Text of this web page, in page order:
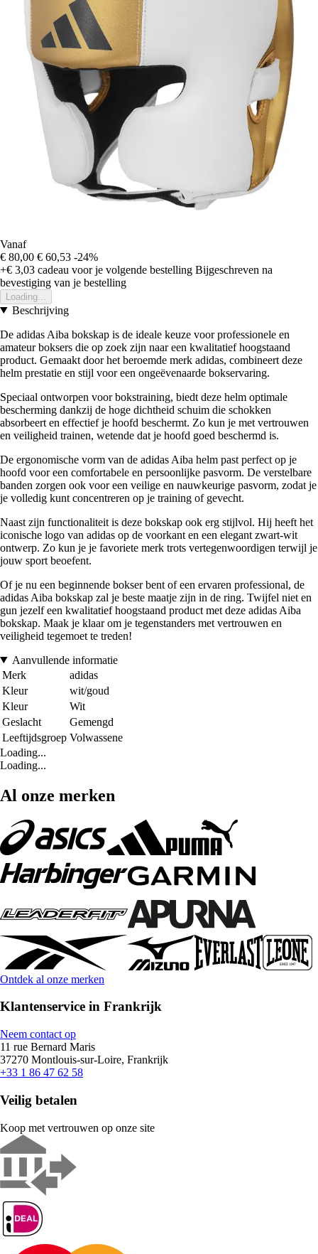
Vanaf
€ 80,00 € 60,53 -24%
+€ 3,03 cadeau voor je volgende bestelling Bijgeschreven na
bevestiging van je bestelling
Loading...
Beschrijving
De adidas Aiba bokskap is de ideale keuze voor professionele en
amateur boksers die op zoek zijn naar een kwalitatief hoogstaand
product. Gemaakt door het beroemde merk adidas, combineert deze
helm prestatie en stijl voor een ongeëvenaarde bokservaring.
Speciaal ontworpen voor bokstraining, biedt deze helm optimale
bescherming dankzij de hoge dichtheid schuim die schokken
absorbeert en effectief je hoofd beschermt. Zo kun je met vertrouwen
en veiligheid trainen, wetende dat je hoofd goed beschermd is.
De ergonomische vorm van de adidas Aiba helm past perfect op je
hoofd voor een comfortabele en persoonlijke pasvorm. De verstelbare
banden zorgen ook voor een veilige en nauwkeurige pasvorm, zodat je
je volledig kunt concentreren op je training of gevecht.
Naast zijn functionaliteit is deze bokskap ook erg stijlvol. Hij heeft het
iconische logo van adidas op de voorkant en een elegant zwart-wit
ontwerp. Zo kun je je favoriete merk trots vertegenwoordigen terwijl je
jouw sport beoefent.
Of je nu een beginnende bokser bent of een ervaren professional, de
adidas Aiba bokskap zal je beste maatje zijn in de ring. Twijfel niet en
gun jezelf een kwalitatief hoogstaand product met deze adidas Aiba
bokskap. Maak je klaar om je tegenstanders met vertrouwen en
veiligheid tegemoet te treden!
Aanvullende informatie
Merk
adidas
Kleur
wit/goud
Kleur
Wit
Geslacht
Gemengd
Leeftijdsgroep Volwassene
Loading...
Loading...
Al onze merken
Ontdek al onze merken
Klantenservice in Frankrijk
Neem contact op
11 rue Bernard Maris
37270 Montlouis-sur-Loire, Frankrijk
+33 1 86 47 62 58
Veilig betalen
Koop met vertrouwen op onze site